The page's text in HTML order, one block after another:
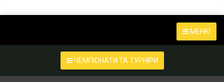
МЕНЮ
ЧЕМПІОНАТИ ТА ТУРНІРИ